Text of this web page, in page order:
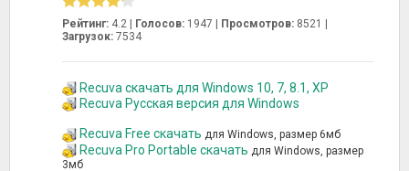
Рейтинг: 4.2 | Голосов: 1947 | Просмотров: 8521 |
Загрузок: 7534
Recuva скачать для Windows 10, 7, 8.1, XP
Recuva Русская версия для Windows
Recuva Free скачать для Windows, размер 6мб
Recuva Pro Portable скачать для Windows, размер
3мб